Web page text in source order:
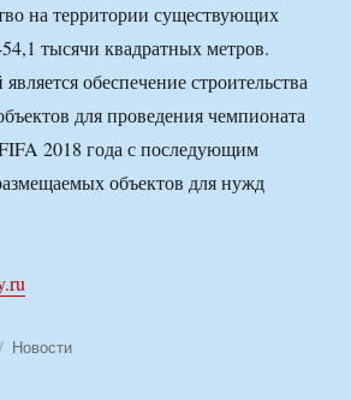
на территории существующих
тысячи квадратных метров.
обеспечение строительства
для проведения чемпионата
2018 года с последующим
объектов для нужд
Рубрики
Новости